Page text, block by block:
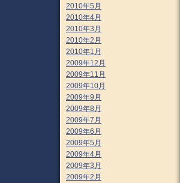
2010年5月
2010年4月
2010年3月
2010年2月
2010年1月
2009年12月
2009年11月
2009年10月
2009年9月
2009年8月
2009年7月
2009年6月
2009年5月
2009年4月
2009年3月
2009年2月